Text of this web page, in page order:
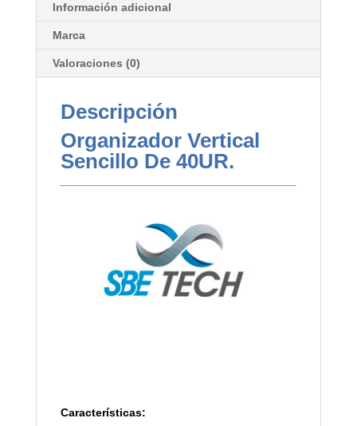
Información adicional
Marca
Valoraciones (0)
Descripción
Organizador Vertical
Sencillo De 40UR.
Características: